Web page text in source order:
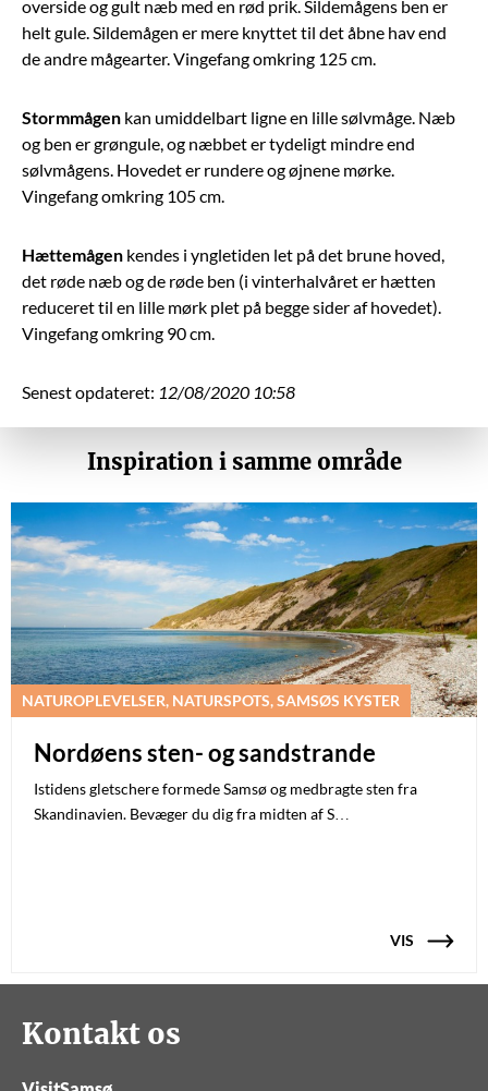
overside og gult næb med en rød prik. Sildemågens ben er
helt gule. Sildemågen er mere knyttet til det åbne hav end
de andre mågearter. Vingefang omkring 125 cm.
Stormmågen kan umiddelbart ligne en lille sølvmåge. Næb
og ben er grøngule, og næbbet er tydeligt mindre end
sølvmågens. Hovedet er rundere og øjnene mørke.
Vingefang omkring 105 cm.
Hættemågen kendes i yngletiden let på det brune hoved,
det røde næb og de røde ben (i vinterhalvåret er hætten
reduceret til en lille mørk plet på begge sider af hovedet).
Vingefang omkring 90 cm.
Senest opdateret: 12/08/2020 10:58
Inspiration i samme område
NATUROPLEVELSER, NATURSPOTS, SAMSØS KYSTER
Nordøens sten- og sandstrande
Istidens gletschere formede Samsø og medbragte sten fra
Skandinavien. Bevæger du dig fra midten af S…
VIS
Kontakt os